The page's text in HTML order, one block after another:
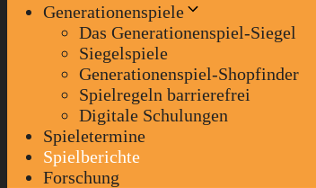
Generationenspiele
Das Generationenspiel-Siegel
Siegelspiele
Generationenspiel-Shopfinder
Spielregeln barrierefrei
Digitale Schulungen
Spieletermine
Spielberichte
Forschung